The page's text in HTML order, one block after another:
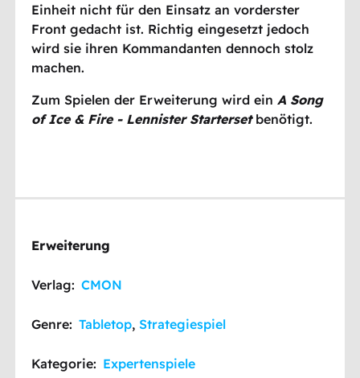
Einheit nicht für den Einsatz an vorderster
Front gedacht ist. Richtig eingesetzt jedoch
wird sie ihren Kommandanten dennoch stolz
machen.
Zum Spielen der Erweiterung wird einA Song
of Ice & Fire - Lennister Startersetbenötigt.
Erweiterung
Verlag: CMON
Genre: Tabletop, Strategiespiel
Kategorie: Expertenspiele